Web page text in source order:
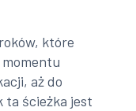
które
aż do
ta ścieżka jest